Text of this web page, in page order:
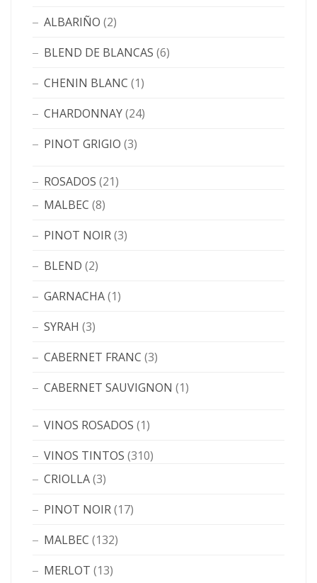
ALBARIÑO (2)
BLEND DE BLANCAS (6)
CHENIN BLANC (1)
CHARDONNAY(24)
PINOT GRIGIO (3)
ROSADOS (21)
MALBEC (8)
PINOT NOIR(3)
BLEND (2)
GARNACHA(1)
SYRAH (3)
CABERNET FRANC (3)
CABERNET SAUVIGNON (1)
VINOS ROSADOS (1)
VINOS TINTOS (310)
CRIOLLA(3)
PINOT NOIR(17)
MALBEC (132)
MERLOT (13)